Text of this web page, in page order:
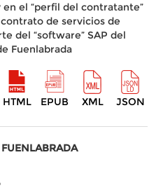
el “perfil del contratante”
de servicios de
del “software” SAP del
Fuenlabrada
HTML EPUB XML JSON